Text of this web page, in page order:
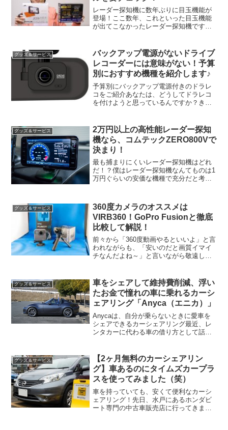
レーダー探知機に数年ぶりに目玉機能が
登場！ここ数年、これといった目玉機能
が出てこなかったレーダー探知機です
オービス含む）のレーダー波を検知でき
る機種が登場したことで...
グッズ＆サービス
バックアップ電源がないドライブ
レコーダーには意味がない！予算
別におすすめ機種を紹介します♪
予算別にバックアップ電源付きのドラレ
コをご紹介あなたは、どうしてドラレコ
を付けようと思っているんですか？きっ
ないことを証明するためですよね？しか
し、ドラレコを付けていて...
グッズ＆サービス
2万円以上の高性能レーダー探知
機なら、コムテックZERO800Vで
決まり！
最も捕まりにくいレーダー探知機はどれ
だ！？僕はレーダー探知機なんてものは1
万円ぐらいの安価な機種で充分だと考え
を下げたい」とか「とにかく一番高性能
なヤツが欲しい」という...
グッズ＆サービス
360度カメラのオススメは
VIRB360！GoPro Fusionと徹底
比較して解説！
前々から「360度動画やるといいよ」と言
われながらも、「安いのだと画質イマイ
チなんだよね～」と言いながら敬遠して
「GoPro Fusion」で状況が一変！決して
安く...
グッズ＆サービス
車をシェアして維持費削減、浮い
たお金で憧れの車に乗れるカーシ
ェアリング「Anyca（エニカ）」
Anycaは、自分が乗らないときに愛車を
シェアできるカーシェアリング最近、レ
ンタカーに代わる車の借り方として話題
を見たことがある方も多いと思います。
あれはタイムズのよう...
グッズ＆サービス
【2ヶ月無料のカーシェアリン
グ】車あるのにタイムズカープラ
スを使ってみました（笑）
車を持っていても、安くて便利なカーシ
ェアリング！先日、水戸にあるホンダビ
ート専門の中古車販売店に行ってきまし